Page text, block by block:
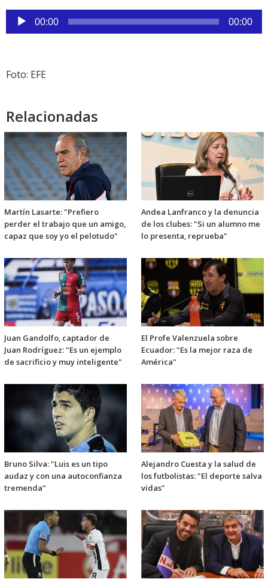
Reproductor
de
00:00 00:00
Foto: EFE
Relacionadas
Martín Lasarte: "Prefiero
perder el trabajo que un amigo,
capaz que soy yo el pelotudo"
Andea Lanfranco y la denuncia
de los clubes: "Si un alumno me
lo presenta, reprueba"
Juan Gandolfo, captador de
Juan Rodríguez: "Es un ejemplo
de sacrificio y muy inteligente"
El Profe Valenzuela sobre
Ecuador: "Es la mejor raza de
América"
Bruno Silva: "Luis es un tipo
audaz y con una autoconfianza
tremenda"
Alejandro Cuesta y la salud de
los futbolistas: "El deporte salva
vidas"